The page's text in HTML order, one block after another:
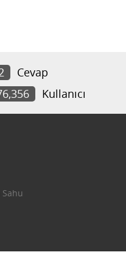
Cevap
Kullanıcı